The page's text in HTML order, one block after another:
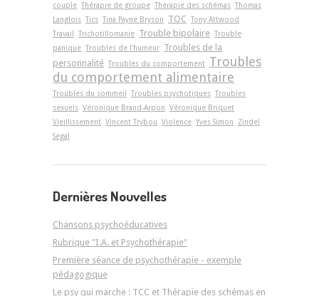
couple Thérapie de groupe Thérapie des schémas Thomas
Langlois Tics Tina Payne Bryson TOC Tony Attwood
Travail
Trichotillomanie Trouble bipolaire Trouble
panique Troubles de l'humeur Troubles de la
personnalité Troubles du comportement Troubles
du comportement alimentaire
Troubles du sommeil Troubles psychotiques Troubles
sexuels Véronique Brand-Arpon Véronique Briquet
Vieillissement Vincent Trybou Violence Yves Simon
Zindel
Segal
Dernières Nouvelles
Chansons psychoéducatives
Rubrique "I.A. et Psychothérapie"
Première séance de psychothérapie - exemple
pédagogique
Le psy qui marche : TCC et Thérapie des schémas en